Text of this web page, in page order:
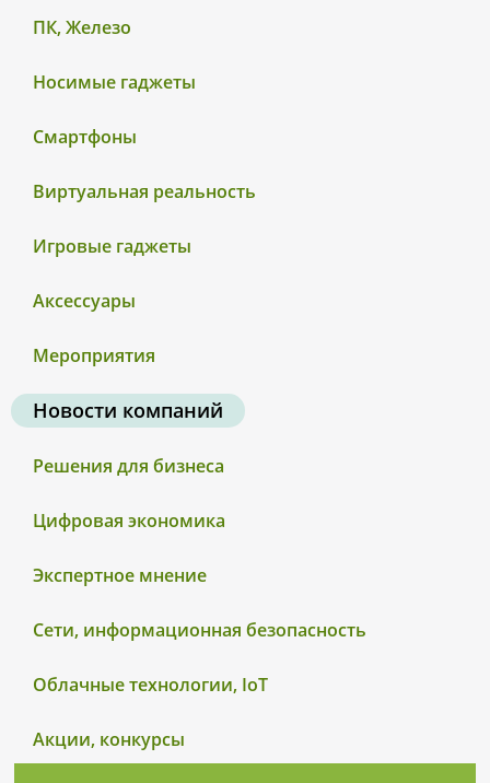
ПК, Железо
Носимые гаджеты
Смартфоны
Виртуальная реальность
Игровые гаджеты
Аксессуары
Мероприятия
Новости компаний
Решения для бизнеса
Цифровая экономика
Экспертное мнение
Сети, информационная безопасность
Облачные технологии, IoT
Акции, конкурсы